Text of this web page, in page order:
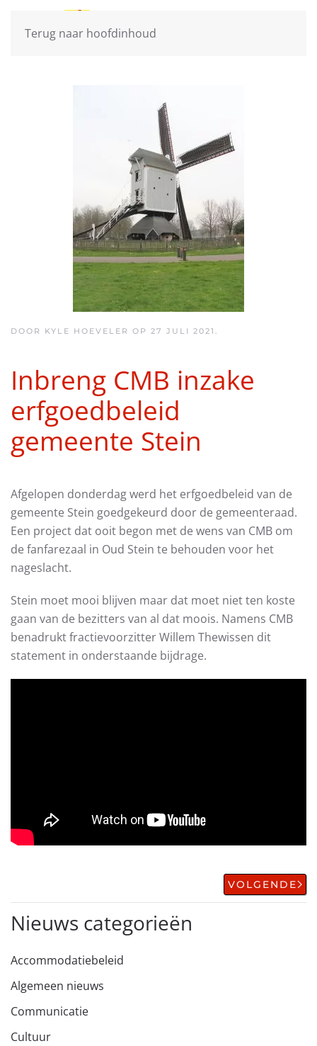
Terug naar hoofdinhoud
DOOR KYLE HOEVELER OP 27 JULI 2021 .
Inbreng CMB inzake
erfgoedbeleid
gemeente Stein
Afgelopen donderdag werd het erfgoedbeleid van de
gemeente Stein goedgekeurd door de gemeenteraad.
Een project dat ooit begon met de wens van CMB om
de fanfarezaal in Oud Stein te behouden voor het
nageslacht.
Stein moet mooi blijven maar dat moet niet ten koste
gaan van de bezitters van al dat moois. Namens CMB
benadrukt fractievoorzitter Willem Thewissen dit
statement in onderstaande bijdrage.
VOLGENDE
Nieuws categorieën
Accommodatiebeleid
Algemeen nieuws
Communicatie
Cultuur